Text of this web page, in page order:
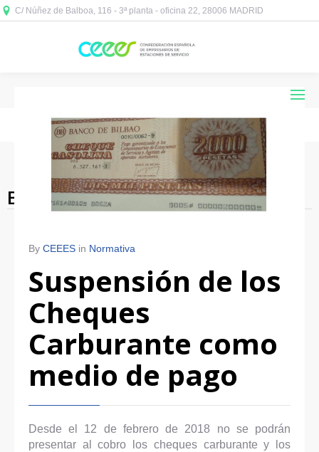
C/ Núñez de Balboa, 116 - 3ª planta - oficina 22, 28006 MADRID
Blog Archives
By CEEES in Normativa
Suspensión de los
Cheques
Carburante como
medio de pago
Desde el 12 de febrero de 2018 no se podrán
presentar al cobro los cheques carburante y los